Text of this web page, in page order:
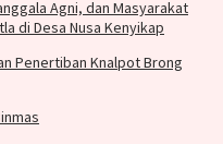
Agni, dan Masyarakat
di Desa Nusa Kenyikap
Penertiban Knalpot Brong